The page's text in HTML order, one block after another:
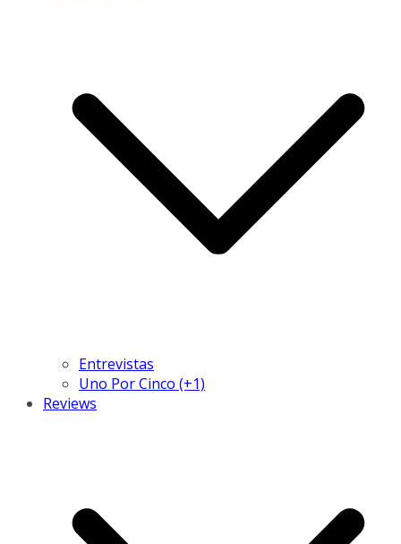
Entrevistas
Uno Por Cinco (+1)
Reviews